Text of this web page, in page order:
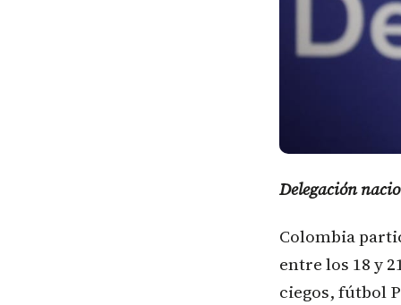
Delegación
Colombia
entre los 18 y
ciegos, fútbol